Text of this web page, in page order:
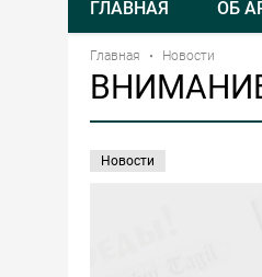
ГЛАВНАЯ ОБ
Главная Новости
Новости